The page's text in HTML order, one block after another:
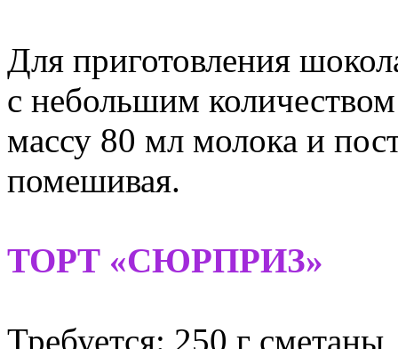
Для приготовления
с небольшим
массу 80 мл молока и
помешивая.
ТОРТ «СЮРПРИЗ»
Требуется: 250 г